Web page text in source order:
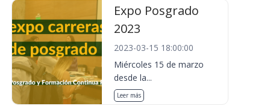
Expo Posgrado
2023
2023-03-15 18:00:00
Miércoles 15 de marzo
desde la...
Leer más